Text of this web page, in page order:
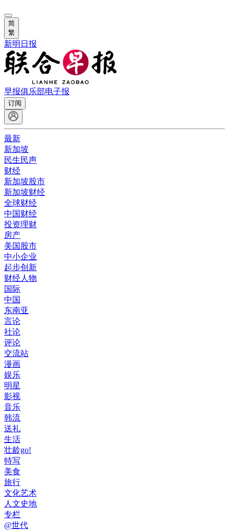
简
繁
新明日报
早报俱乐部电子报
订阅
最新
新加坡
民生民声
财经
新加坡股市
新加坡财经
全球财经
中国财经
投资理财
房产
美国股市
中小企业
起步创新
财经人物
国际
中国
东南亚
言论
社论
评论
交流站
漫画
娱乐
明星
影视
音乐
韩流
送礼
生活
壮龄go!
特写
美食
旅行
文化艺术
人文史地
专栏
@世代